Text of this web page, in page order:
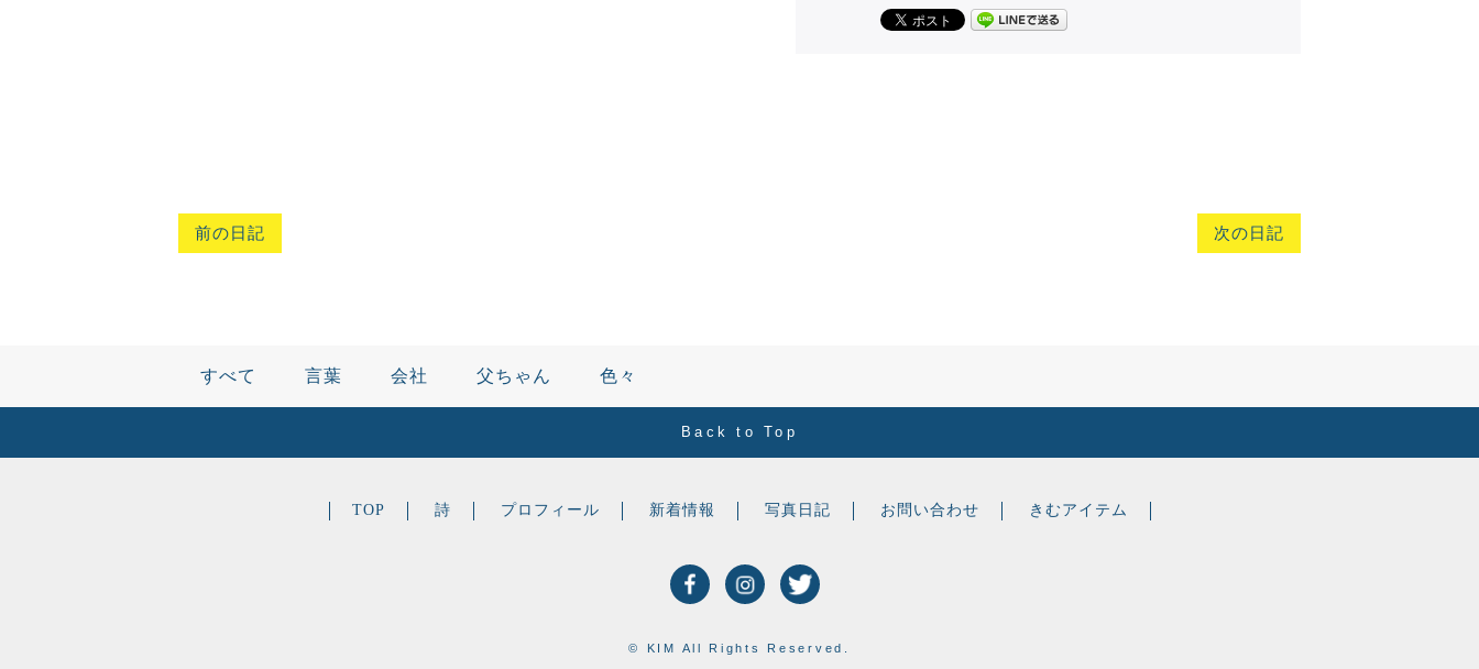
前の日記 次の日記
すべて 言葉 会社 父ちゃん 色々
Back to Top
TOP 詩 プロフィール 新着情報 写真日記 お問い合わせ きむアイテム
© KIM All Rights Reserved.